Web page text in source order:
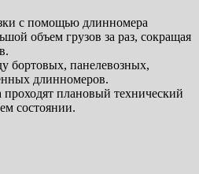
с помощью длинномера
объем грузов за раз, сокращая
бортовых, панелевозных,
длинномеров.
проходят плановый технический
состоянии.